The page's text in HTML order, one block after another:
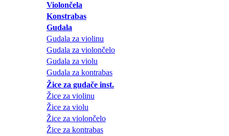
Violončela
Konstrabas
Gudala
Gudala za violinu
Gudala za violončelo
Gudala za violu
Gudala za kontrabas
Žice za gudače inst.
Žice za violinu
Žice za violu
Žice za violončelo
Žice za kontrabas